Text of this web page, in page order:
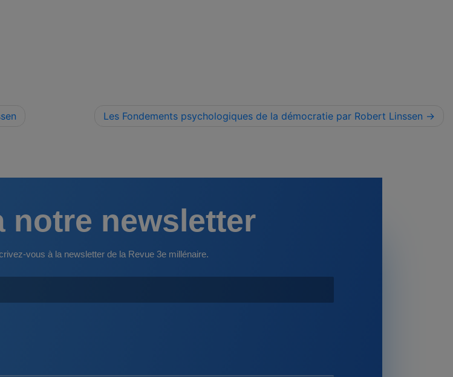
Les Fondements psychologiques de la démocratie par Robert Linssen
notre newsletter
vous à la newsletter de la Revue 3e millénaire.